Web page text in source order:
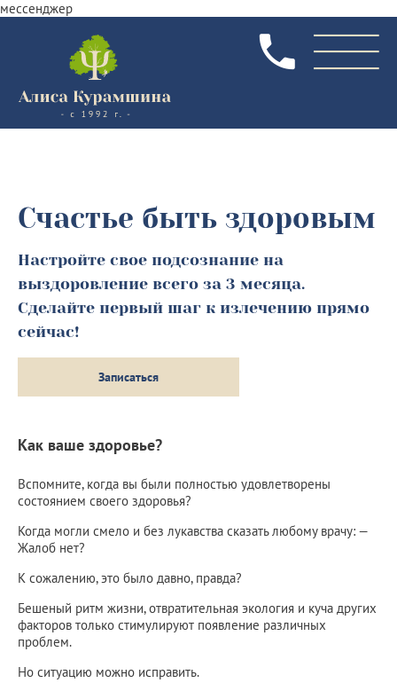
мессенджер
Счастье быть здоровым
Настройте свое подсознание на
выздоровление всего за 3 месяца.
Сделайте первый шаг к излечению прямо
сейчас!
Записаться
Как ваше здоровье?
Вспомните, когда вы были полностью удовлетворены
состоянием своего здоровья?
Когда могли смело и без лукавства сказать любому врачу: —
Жалоб нет?
К сожалению, это было давно, правда?
Бешеный ритм жизни, отвратительная экология и куча других
факторов только стимулируют появление различных
проблем.
Но ситуацию можно исправить.